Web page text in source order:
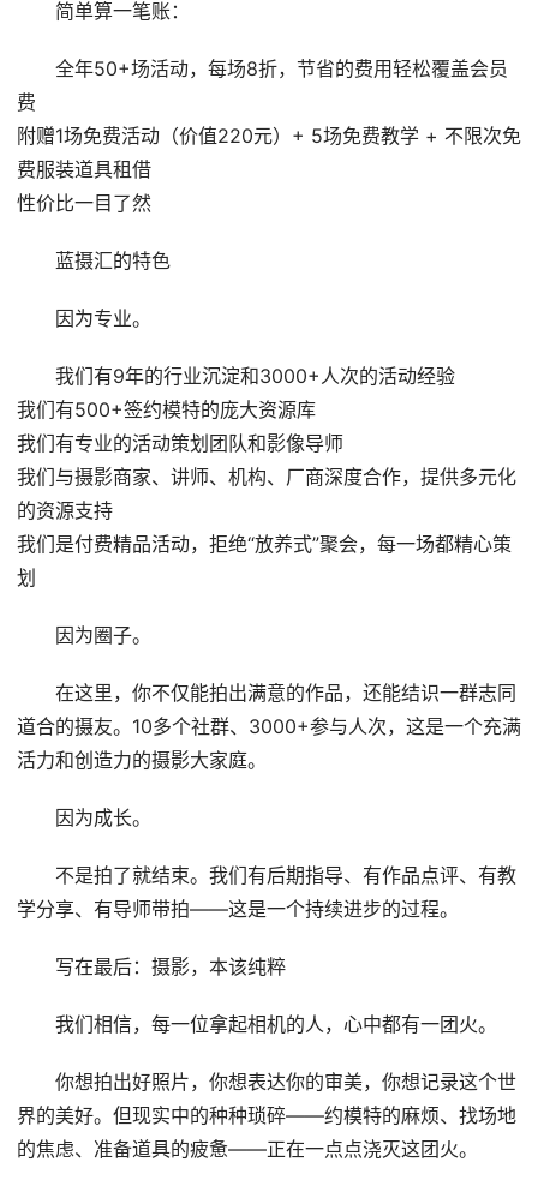
简单算一笔账：
全年50+场活动，每场8折，节省的费用轻松覆盖会员
费
附赠1场免费活动（价值220元）+ 5场免费教学 + 不限次免
费服装道具租借
性价比一目了然
蓝摄汇的特色
因为专业。
我们有9年的行业沉淀和3000+人次的活动经验
我们有500+签约模特的庞大资源库
我们有专业的活动策划团队和影像导师
我们与摄影商家、讲师、机构、厂商深度合作，提供多元化
的资源支持
我们是付费精品活动，拒绝“放养式”聚会，每一场都精心策
划
因为圈子。
在这里，你不仅能拍出满意的作品，还能结识一群志同
道合的摄友。10多个社群、3000+参与人次，这是一个充满
活力和创造力的摄影大家庭。
因为成长。
不是拍了就结束。我们有后期指导、有作品点评、有教
学分享、有导师带拍——这是一个持续进步的过程。
写在最后：摄影，本该纯粹
我们相信，每一位拿起相机的人，心中都有一团火。
你想拍出好照片，你想表达你的审美，你想记录这个世
界的美好。但现实中的种种琐碎——约模特的麻烦、找场地
的焦虑、准备道具的疲惫——正在一点点浇灭这团火。